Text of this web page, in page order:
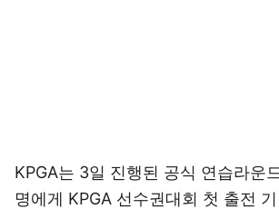
KPGA는 3일 진행된 공식 연습라운
명에게 KPGA 선수권대회 첫 출전